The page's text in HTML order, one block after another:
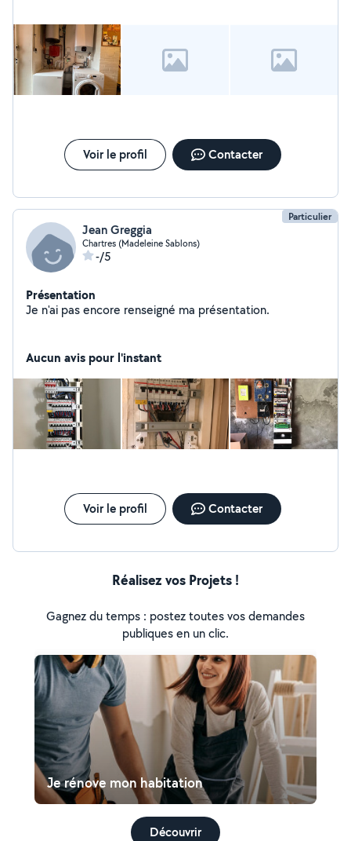
Voir le profil Contacter
Particulier
Jean Greggia
Chartres (Madeleine Sablons)
-/5
Présentation
Je n'ai pas encore renseigné ma présentation.
Aucun avis pour l'instant
Voir le profil Contacter
Réalisez vos Projets !
Gagnez du temps : postez toutes vos demandes
publiques en un clic.
Je rénove mon habitation
Découvrir